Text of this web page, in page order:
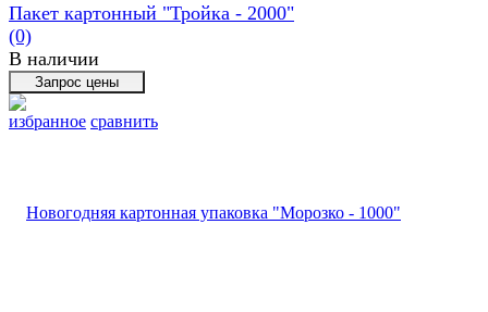
избранное сравнить
Пакет картонный "Тройка - 2000"
(0)
В наличии